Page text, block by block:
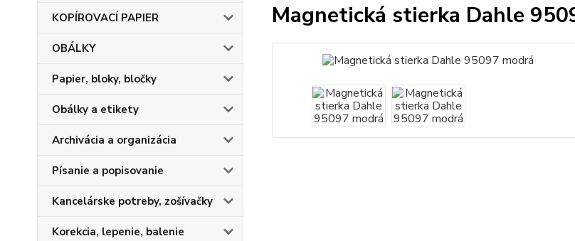
KOPÍROVACÍ PAPIER
OBÁLKY
Papier, bloky, bločky
Obálky a etikety
Archivácia a organizácia
Písanie a popisovanie
Kancelárske potreby, zošívačky
Korekcia, lepenie, balenie
Magnetická stierka Dahle